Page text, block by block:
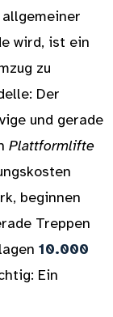
wird, ist ein
zu
Der
und gerade
Plattformlifte
beginnen
Treppen
10.000
Ein